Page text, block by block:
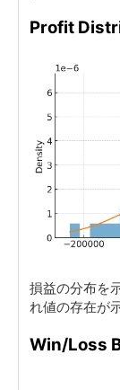
Profit
損益の分布を
れ値の存在が
Win/Loss